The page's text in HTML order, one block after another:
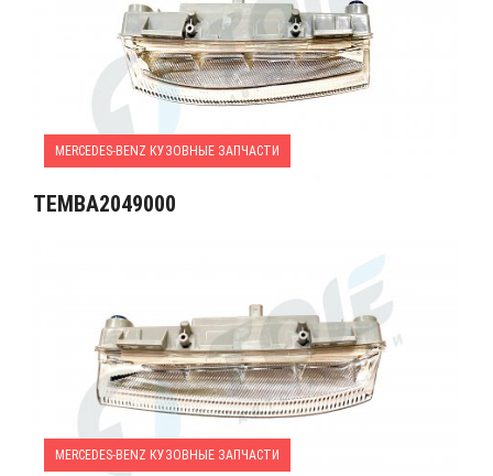
MERCEDES-BENZ КУЗОВНЫЕ ЗАПЧАСТИ
TEMBA2049000
MERCEDES-BENZ КУЗОВНЫЕ ЗАПЧАСТИ